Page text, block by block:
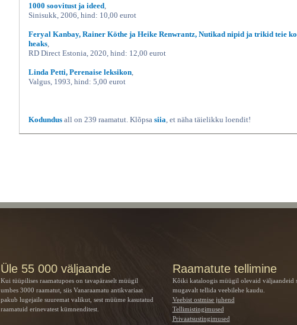
1000 soovitust ja ideed
Sinisukk, 2006, hind: 10,00 eurot
Feryal Kanbay, Rainer Köthe ja Heike Renwrantz, Nutikad nipid ja trikid teie
heaks
RD Direct Estonia, 2020, hind: 12,00 eurot
Linda Petti, Perenaise leksikon
Valgus, 1993, hind: 5,00 eurot
Kodundus all on 239 raamatut. Klõpsa siia , et näha täielikku loendit!
Üle 55 000 väljaande
Kui tüüpilises raamatupoes on tavapäraselt müügil
umbes 3000 raamatut, siis Vanaraamatu antikvariaat
pakub lugejaile suuremat valikut, sest müüme kasutatud
raamatuid erinevatest kümnenditest.
Raamatute tellimine
Kõiki kataloogis müügil olevaid väljaandeid
mugavalt tellida veebilehe kaudu.
Veebist ostmise juhend
Tellimistingimused
Privaatsustingimused